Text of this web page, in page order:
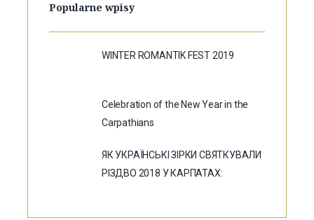
Popularne wpisy
WINTER ROMANTIK FEST 2019
Celebration of the New Year in the
Carpathians
ЯК УКРАЇНСЬКІ ЗІРКИ СВЯТКУВАЛИ
РІЗДВО 2018 У КАРПАТАХ: